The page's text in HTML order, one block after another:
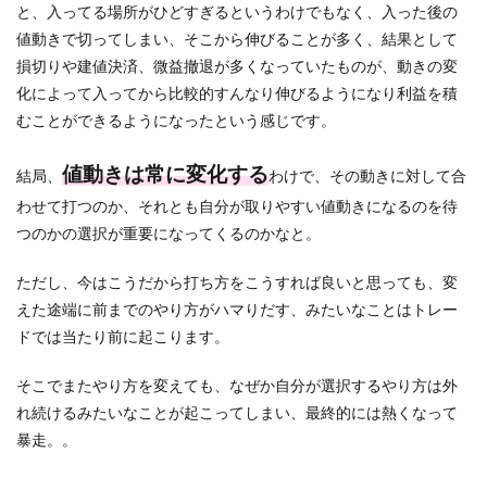
と、入ってる場所がひどすぎるというわけでもなく、入った後の
値動きで切ってしまい、そこから伸びることが多く、結果として
損切りや建値決済、微益撤退が多くなっていたものが、動きの変
化によって入ってから比較的すんなり伸びるようになり利益を積
むことができるようになったという感じです。
結局、 値動きは常に変化するわけで、その動きに対して合
わせて打つのか、それとも自分が取りやすい値動きになるのを待
つのかの選択が重要になってくるのかなと。
ただし、今はこうだから打ち方をこうすれば良いと思っても、変
えた途端に前までのやり方がハマりだす、みたいなことはトレー
ドでは当たり前に起こります。
そこでまたやり方を変えても、なぜか自分が選択するやり方は外
れ続けるみたいなことが起こってしまい、最終的には熱くなって
暴走。。